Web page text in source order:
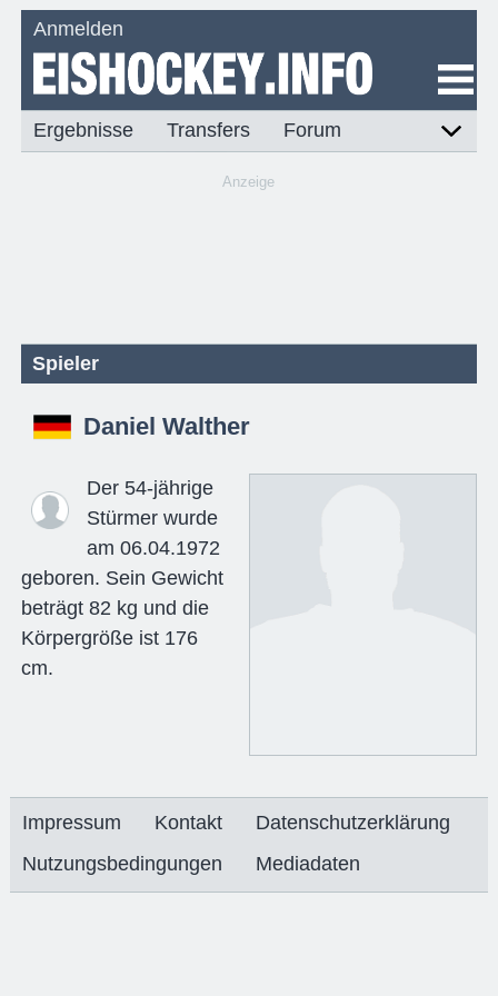
Anmelden
Ergebnisse Transfers Forum
Anzeige
Spieler
Daniel Walther
Der 54-jährige
Stürmer wurde
am 06.04.1972
geboren. Sein Gewicht
beträgt 82 kg und die
Körpergröße ist 176
cm.
Impressum Kontakt
Datenschutzerklärung
Nutzungsbedingungen
Mediadaten